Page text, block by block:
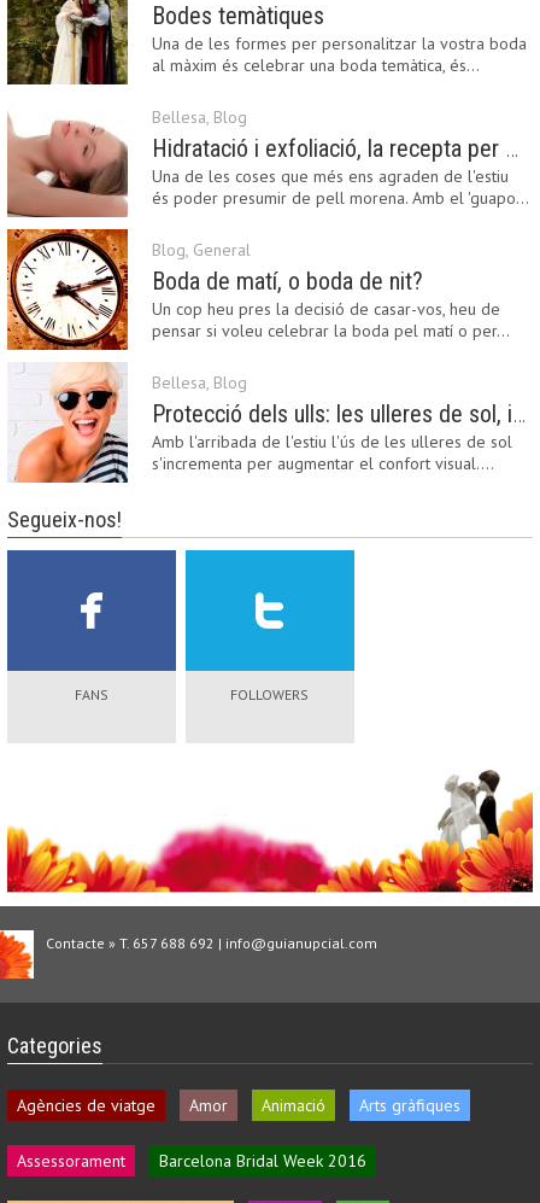
Bodes temàtiques
Una de les formes per personalitzar la vostra boda
al màxim és celebrar una boda temàtica, és…
Bellesa, Blog
Hidratació i exfoliació, la recepta per mantenir el bronzejat
Una de les coses que més ens agraden de l'estiu
és poder presumir de pell morena. Amb el 'guapo…
Blog, General
Boda de matí, o boda de nit?
Un cop heu pres la decisió de casar-vos, heu de
pensar si voleu celebrar la boda pel matí o per…
Bellesa, Blog
Protecció dels ulls: les ulleres de sol, imprescindibles en una boda estiuenca
Amb l'arribada de l'estiu l'ús de les ulleres de sol
s'incrementa per augmentar el confort visual.…
Segueix-nos!
FANS FOLLOWERS
Contacte » T. 657 688 692 | info@guianupcial.com
Categories
Agències de viatge Amor Animació Arts gràfiques
Assessorament Barcelona Bridal Week 2016